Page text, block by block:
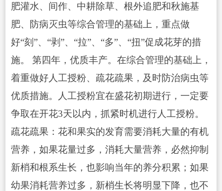
肥灌水、间作、中耕除草、根外追肥和秋施基
肥、防病灭虫等综合管理的基础上，重点做
好“刻”、“剥”、“拉”、“多”、“扭”促成花芽的措
施。 第四年，优质丰产。在综合管理的基础上，
着重做好人工授粉、疏花疏果，及时防治病虫等
优质措施。人工授粉宜在盛花初期进行，一定要
争取在开花3天以内，抓紧时机进行人工授粉。
疏花疏果：花和果实的发育需要消耗大量的有机
营养，如果花量过多，消耗大量营养，必然抑制
新梢和根系生长，也影响当年的养分积累；如果
幼果消耗营养过多，新梢生长将明显下降，也不